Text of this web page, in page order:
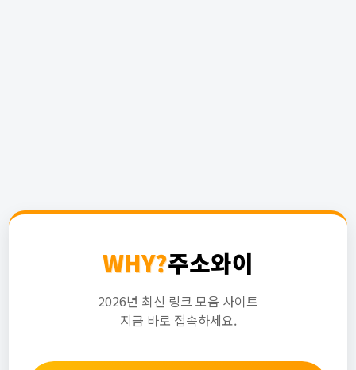
WHY?주소와이
2026년 최신 링크 모음 사이트
지금 바로 접속하세요.